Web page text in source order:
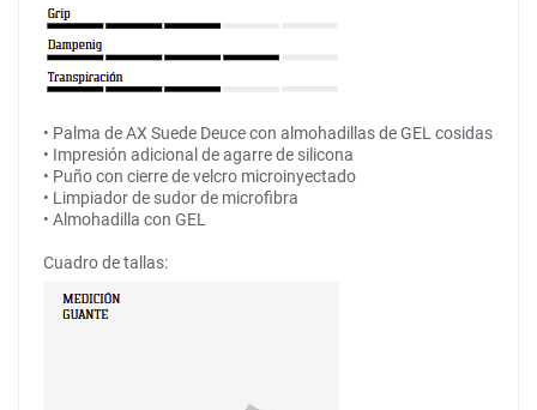
• Palma de AX Suede Deuce con almohadillas de GEL cosidas
• Impresión adicional de agarre de silicona
• Puño con cierre de velcro microinyectado
• Limpiador de sudor de microfibra
• Almohadilla con GEL
Cuadro de tallas: